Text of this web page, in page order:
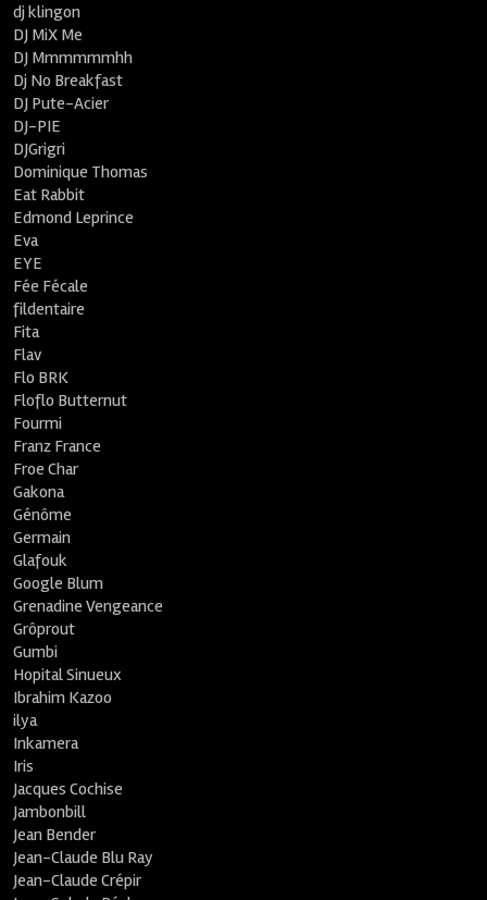
dj klingon
DJ MiX Me
DJ Mmmmmmhh
Dj No Breakfast
DJ Pute-Acier
DJ-PIE
DJGrigri
Dominique Thomas
Eat Rabbit
Edmond Leprince
Eva
EYE
Fée Fécale
fildentaire
Fita
Flav
Flo BRK
Floflo Butternut
Fourmi
Franz France
Froe Char
Gakona
Génôme
Germain
Glafouk
Google Blum
Grenadine Vengeance
Grôprout
Gumbi
Hopital Sinueux
Ibrahim Kazoo
ilya
Inkamera
Iris
Jacques Cochise
Jambonbill
Jean Bender
Jean-Claude Blu Ray
Jean-Claude Crépir